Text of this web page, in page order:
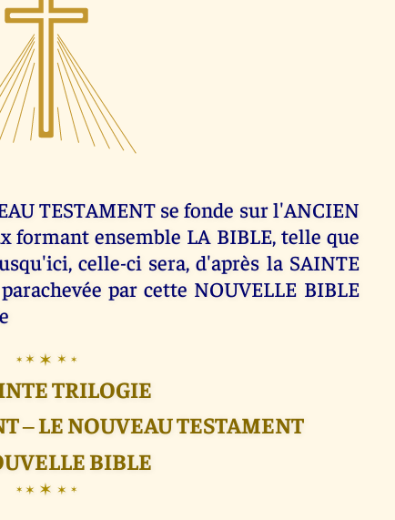
TESTAMENT se fonde sur l'ANCIEN
formant ensemble LA BIBLE, telle que
celle-ci sera, d'après la SAINTE
par cette NOUVELLE BIBLE
✶ ✶ ✶ ✶ ✶
TRILOGIE
‒ LE NOUVEAU TESTAMENT
BIBLE
✶ ✶ ✶ ✶ ✶